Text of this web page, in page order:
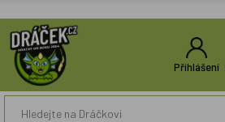
Přihlášení